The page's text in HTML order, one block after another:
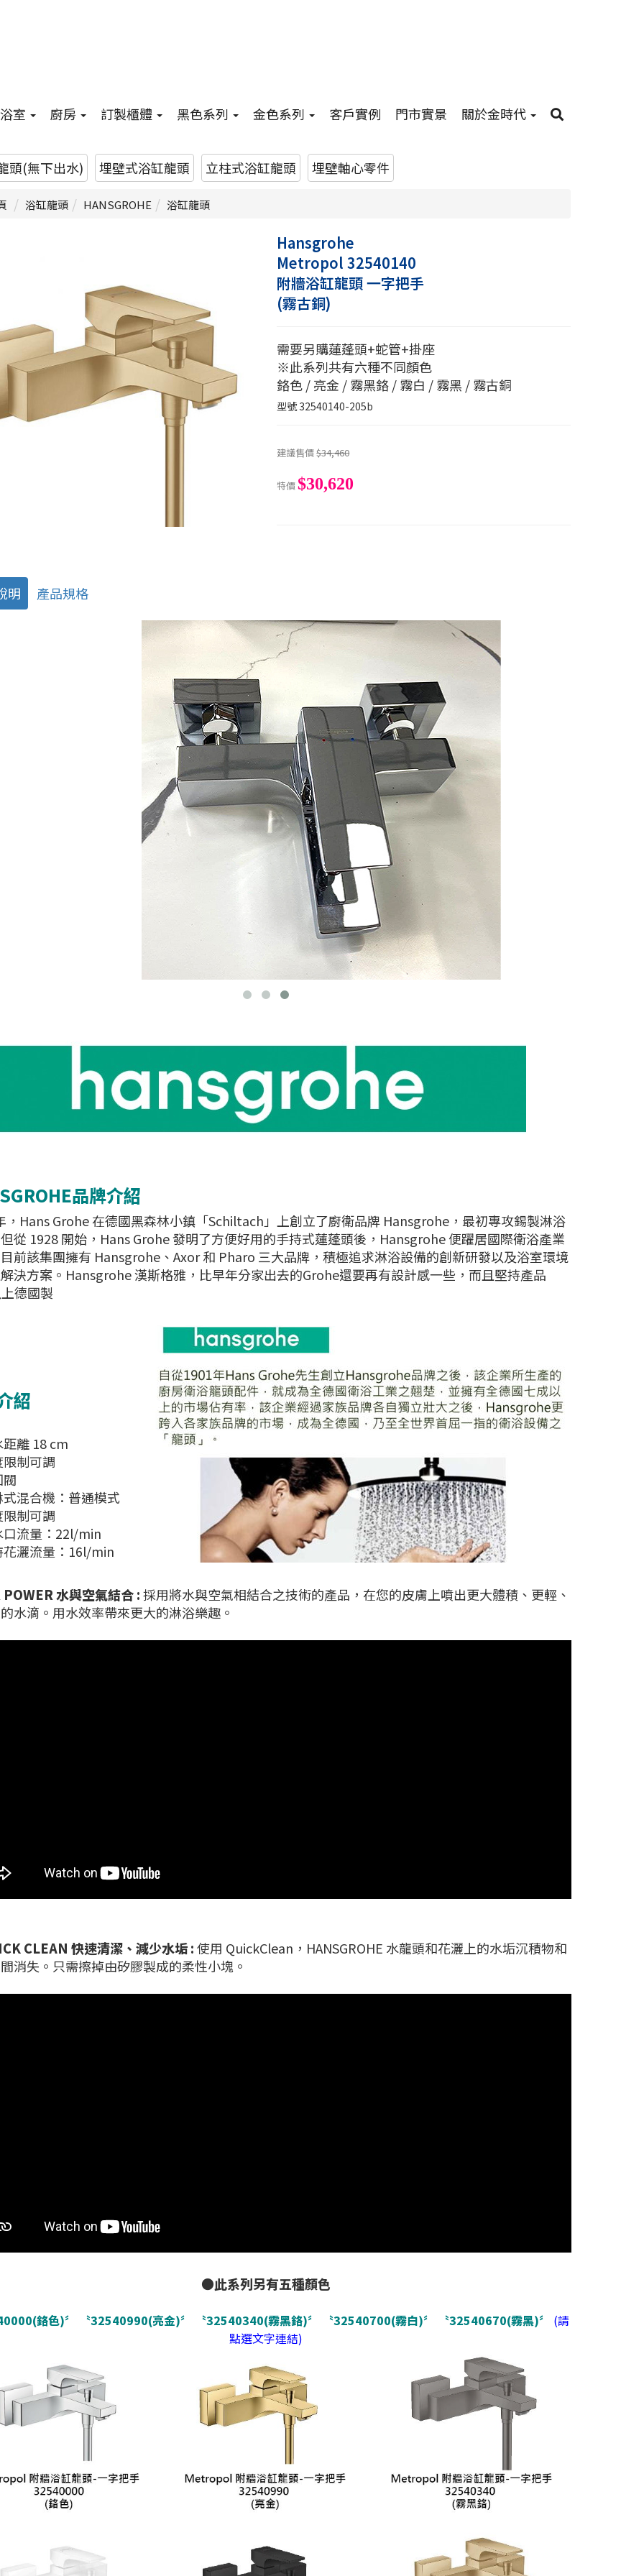
浴室 廚房 訂製櫃體 黑色系列 金色系列 客戶實例 門市實景 關於金時代
頭(無下出水) 埋壁式浴缸龍頭 立柱式浴缸龍頭 埋壁軸心零件
浴缸龍頭 HANSGROHE 浴缸龍頭
Hansgrohe
Metropol 32540140
附牆浴缸龍頭 一字把手
(霧古銅)
需要另購蓮蓬頭+蛇管+掛座
※此系列共有六種不同顏色
鉻色 / 亮金 / 霧黑鉻 / 霧白 / 霧黑 / 霧古銅
型號32540140-205b
建議售價$34,460
特價$30,620
明 產品規格
品牌介紹
，Hans Grohe 在德國黑森林小鎮「Schiltach」上創立了廚衛品牌 Hansgrohe，最初專攻錫製淋浴
從 1928 開始，Hans Grohe 發明了方便好用的手持式蓮蓬頭後，Hansgrohe 便躍居國際衛浴產業
前該集團擁有 Hansgrohe、Axor 和 Pharo 三大品牌，積極追求淋浴設備的創新研發以及浴室環境
決方案。Hansgrohe 漢斯格雅，比早年分家出去的Grohe還要再有設計感一些，而且堅持產品
德國製
紹
離 18 cm
制可調
混合機：普通模式
制可調
流量：22l/min
灑流量：16l/min
水與空氣結合 :採用將水與空氣相結合之技術的產品，在您的皮膚上噴出更大體積、更輕、
水滴。用水效率帶來更大的淋浴樂趣。
CLEAN 快速清潔、減少水垢 :使用 QuickClean，HANSGROHE 水龍頭和花灑上的水垢沉積物和
消失。只需擦掉由矽膠製成的柔性小塊。
●此系列另有五種顏色
鉻色)〞 〝32540990(亮金)〞 〝32540340(霧黑鉻)〞 〝32540700(霧白)〞 〝32540670(霧黑)〞
(請
點選文字連結)